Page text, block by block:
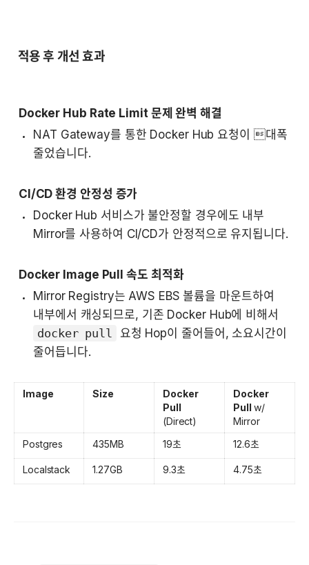
적용 후 개선 효과
Docker Hub Rate Limit 문제 완벽 해결
NAT Gateway를 통한 Docker Hub 요청이 대폭
줄었습니다.
CI/CD 환경 안정성 증가
Docker Hub 서비스가 불안정할 경우에도 내부
Mirror를 사용하여 CI/CD가 안정적으로 유지됩니다.
Docker Image Pull 속도 최적화
Mirror Registry는 AWS EBS 볼륨을 마운트하여
docker pull
요청 Hop이 줄어들어, 소요시간이
줄어듭니다.
Image Size
Docker
Pull
(Direct)
Docker
Pull w/
Mirror
Postgres
435MB 19초 12.6초
Localstack 1.27GB 9.3초 4.75초